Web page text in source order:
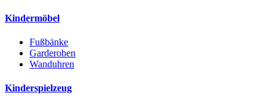
Kindermöbel
Fußbänke
Garderoben
Wanduhren
Kinderspielzeug